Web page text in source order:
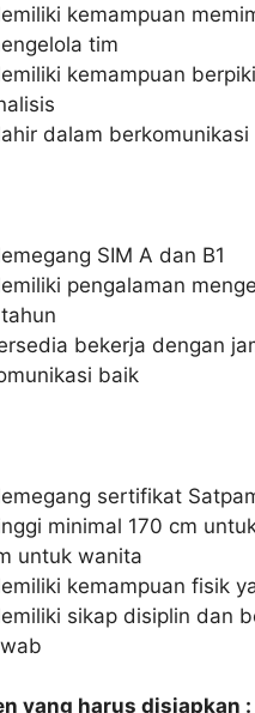
kemampuan
tim
kemampuan
dalam
SIM A dan B1
pengalaman
bekerja dengan
baik
sertifikat
minimal 170 cm
untuk wanita
kemampuan fisik
sikap disiplin dan
yang harus disiapkan :